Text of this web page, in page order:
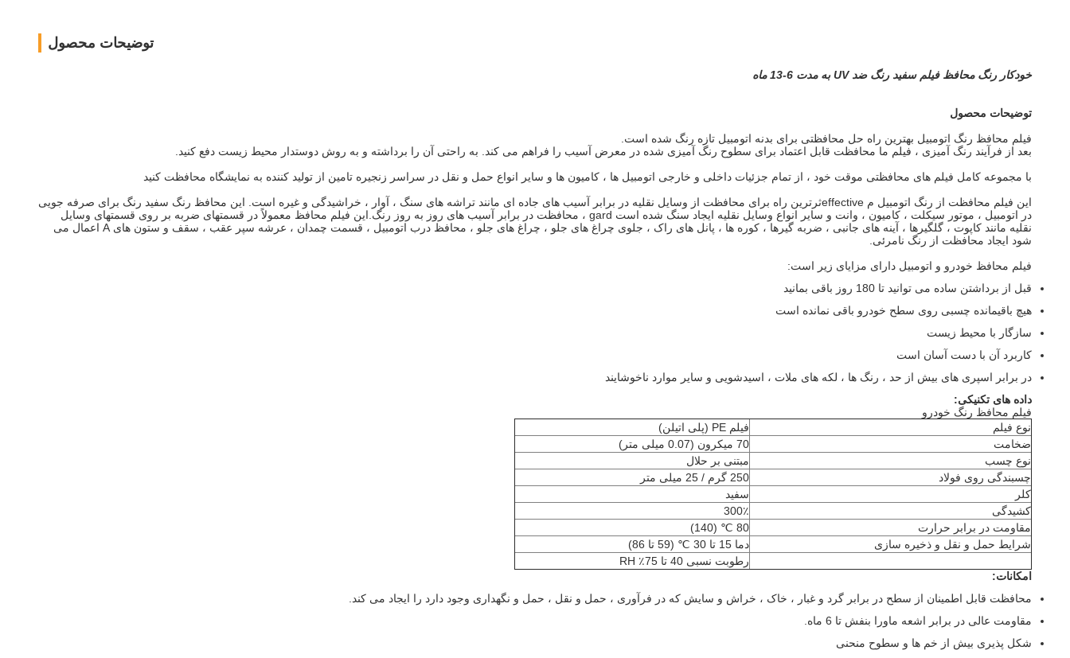
توضیحات محصول
خودکار رنگ محافظ فیلم سفید رنگ ضد UV به مدت 6-13 ماه
توضیحات محصول
فیلم محافظ رنگ اتومبیل بهترین راه حل محافظتی برای بدنه اتومبیل تازه رنگ شده است.
بعد از فرآیند رنگ آمیزی ، فیلم ما محافظت قابل اعتماد برای سطوح رنگ آمیزی شده در معرض آسیب را فراهم می کند. به راحتی آن را برداشته و به روش دوستدار محیط زیست دفع کنید.
با مجموعه کامل فیلم های محافظتی موقت خود ، از تمام جزئیات داخلی و خارجی اتومبیل ها ، کامیون ها و سایر انواع حمل و نقل در سراسر زنجیره تامین از تولید کننده به نمایشگاه محافظت کنید
این فیلم محافظت از رنگ اتومبیل م effectiveثرترین راه برای محافظت از وسایل نقلیه در برابر آسیب های جاده ای مانند تراشه های سنگ ، آوار ، خراشیدگی و غیره است. این محافظ رنگ سفید رنگ برای صرفه جویی
در اتومبیل ، موتور سیکلت ، کامیون ، وانت و سایر انواع وسایل نقلیه ایجاد سنگ شده است gard ، محافظت در برابر آسیب های روز به روز رنگ.این فیلم محافظ معمولاً در قسمتهای ضربه بر روی قسمتهای وسایل
نقلیه مانند کاپوت ، گلگیرها ، آینه های جانبی ، ضربه گیرها ، کوره ها ، پانل های راک ، جلوی چراغ های جلو ، چراغ های جلو ، محافظ درب اتومبیل ، قسمت چمدان ، عرشه سپر عقب ، سقف و ستون های A اعمال می
شود ایجاد محافظت از رنگ نامرئی.
فیلم محافظ خودرو و اتومبیل دارای مزایای زیر است:
قبل از برداشتن ساده می توانید تا 180 روز باقی بمانید
هیچ باقیمانده چسبی روی سطح خودرو باقی نمانده است
سازگار با محیط زیست
کاربرد آن با دست آسان است
در برابر اسپری های بیش از حد ، رنگ ها ، لکه های ملات ، اسیدشویی و سایر موارد ناخوشایند
داده های تکنیکی:
فیلم محافظ رنگ خودرو
نوع فیلم
فیلم PE (پلی اتیلن)
ضخامت
70 میکرون (0.07 میلی متر)
نوع چسب
مبتنی بر حلال
چسبندگی روی فولاد
250 گرم / 25 میلی متر
کلر
سفید
کشیدگی
300٪
مقاومت در برابر حرارت
80 ℃ (140)
شرایط حمل و نقل و ذخیره سازی
دما 15 تا 30 ℃ (59 تا 86)
رطوبت نسبی 40 تا 75٪ RH
امکانات:
محافظت قابل اطمینان از سطح در برابر گرد و غبار ، خاک ، خراش و سایش که در فرآوری ، حمل و نقل ، حمل و نگهداری وجود دارد را ایجاد می کند.
مقاومت عالی در برابر اشعه ماورا بنفش تا 6 ماه.
شکل پذیری بیش از خم ها و سطوح منحنی